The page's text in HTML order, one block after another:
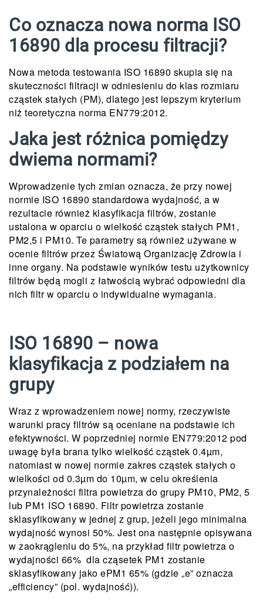
Co oznacza nowa norma ISO
16890 dla procesu filtracji?
Nowa metoda testowania ISO 16890 skupia się na
skuteczności filtracji w odniesieniu do klas rozmiaru
cząstek stałych (PM), dlatego jest lepszym kryterium
niż teoretyczna norma EN779:2012.
Jaka jest różnica pomiędzy
dwiema normami?
Wprowadzenie tych zmian oznacza, że przy nowej
normie ISO 16890 standardowa wydajność, a w
rezultacie również klasyfikacja filtrów, zostanie
ustalona w oparciu o wielkość cząstek stałych PM1,
PM2,5 i PM10. Te parametry są również używane w
ocenie filtrów przez Światową Organizację Zdrowia i
inne organy. Na podstawie wyników testu użytkownicy
filtrów będą mogli z łatwością wybrać odpowiedni dla
nich filtr w oparciu o indywidualne wymagania.
ISO 16890 – nowa
klasyfikacja z podziałem na
grupy
Wraz z wprowadzeniem nowej normy, rzeczywiste
warunki pracy filtrów są oceniane na podstawie ich
efektywności. W poprzedniej normie EN779:2012 pod
uwagę była brana tylko wielkość cząstek 0.4µm,
natomiast w nowej normie zakres cząstek stałych o
wielkości od 0.3µm do 10µm, w celu określenia
przynależności filtra powietrza do grupy PM10, PM2, 5
lub PM1 ISO 16890. Filtr powietrza zostanie
sklasyfikowany w jednej z grup, jeżeli jego minimalna
wydajność wynosi 50%. Jest ona następnie opisywana
w zaokrągleniu do 5%, na przykład filtr powietrza o
wydajności 66% dla cząsetek PM1 zostanie
sklasyfikowany jako ePM1 65% (gdzie „e” oznacza
„efficiency” (pol. wydajność)).